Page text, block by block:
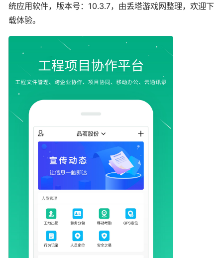
统应用软件，版本号：10.3.7，由丢塔游戏网整理，欢迎下
载体验。